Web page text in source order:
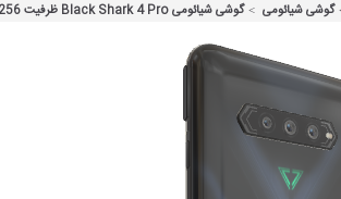
گوشی شیائومی گوشی شیائومی Black Shark 4 Pro ظرفیت 256 گیگابایت